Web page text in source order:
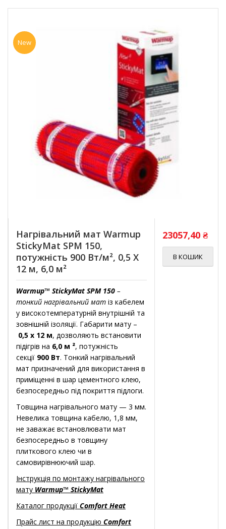
New
Нагрівальний мат Warmup
StickyMat SPM 150,
потужність 900 Вт/м², 0,5 X
12 м, 6,0 м²
Warmup™ StickyMat SPM 150 –
тонкий нагрівальний мат із кабелем
у високотемпературній внутрішній та
зовнішній ізоляції. Габарити мату –
0,5 х 12 м, дозволяють встановити
підігрів на 6,0 м ², потужність
секції 900 Вт. Тонкий нагрівальний
мат призначений для використання в
приміщенні в шар цементного клею,
безпосередньо під покриття підлоги.
Товщина нагрівального мату — 3 мм.
Невелика товщина кабелю, 1,8 мм,
не заважає встановлювати мат
безпосередньо в товщину
плиткового клею чи в
самовирівнюючий шар.
Інструкція по монтажу нагрівального
мату Warmup™ StickyMat
Каталог продукції Comfort Heat
Прайс лист на продукцію Comfort
23057,40₴
В КОШИК